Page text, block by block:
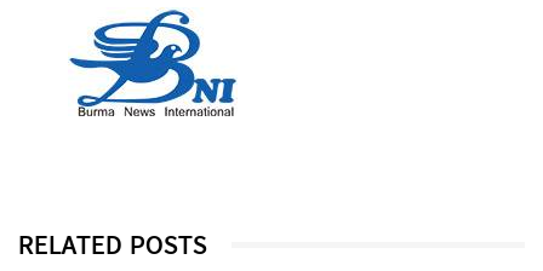
RELATED POSTS